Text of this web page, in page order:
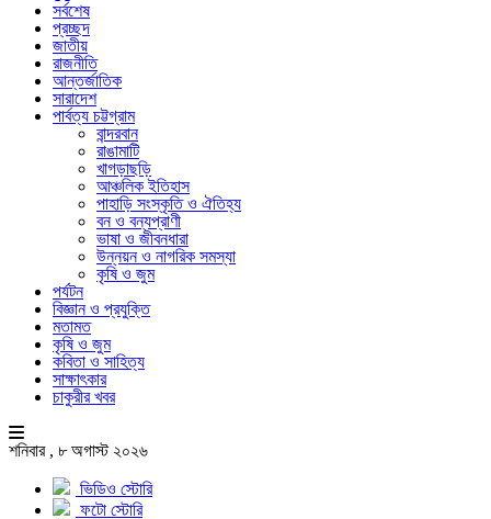
সর্বশেষ
প্রচ্ছদ
জাতীয়
রাজনীতি
আন্তর্জাতিক
সারাদেশ
পার্বত্য চট্টগ্রাম
বান্দরবান
রাঙামাটি
খাগড়াছড়ি
আঞ্চলিক ইতিহাস
পাহাড়ি সংস্কৃতি ও ঐতিহ্য
বন ও বন্যপ্রাণী
ভাষা ও জীবনধারা
উন্নয়ন ও নাগরিক সমস্যা
কৃষি ও জুম
পর্যটন
বিজ্ঞান ও প্রযুক্তি
মতামত
কৃষি ও জুম
কবিতা ও সাহিত্য
সাক্ষাৎকার
চাকুরীর খবর
শনিবার , ৮ অগাস্ট ২০২৬
ভিডিও স্টোরি
ফটো স্টোরি